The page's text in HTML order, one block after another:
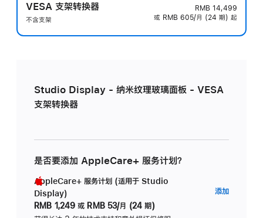
VESA 支架转换器
不含支架
RMB 14,499
或 RMB 605/月 (24 期) 起
Studio Display - 纳米纹理玻璃面板 - VESA
支架转换器
是否要添加 AppleCare+ 服务计划？
AppleCare+ 服务计划 (适用于 Studio
Display)
RMB 1,249 或 RMB 53/月 (24 期)
添加